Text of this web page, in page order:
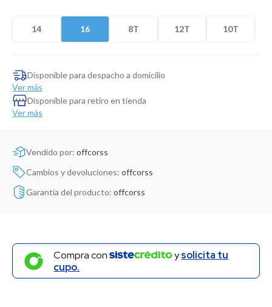
14 16 8T 12T 10T
Disponible para despacho a domicilio
Ver más
Disponible para retiro en tienda
Ver más
Vendido por: offcorss
Cambios y devoluciones: offcorss
Garantía del producto: offcorss
Compra con ysolicita tu
cupo.